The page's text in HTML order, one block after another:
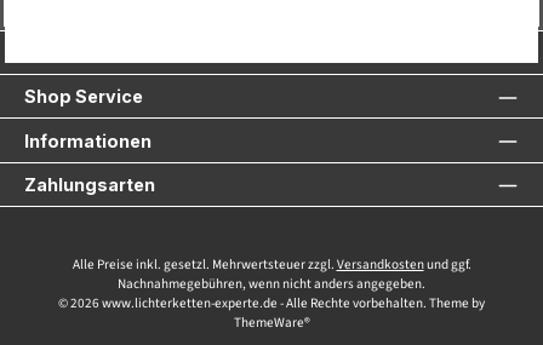
Shop Service
Informationen
Zahlungsarten
Alle Preise inkl. gesetzl. Mehrwertsteuer zzgl. Versandkostenund ggf.
Nachnahmegebühren, wenn nicht anders angegeben.
© 2026 www.lichterketten-experte.de - Alle Rechte vorbehalten. Theme by
ThemeWare®